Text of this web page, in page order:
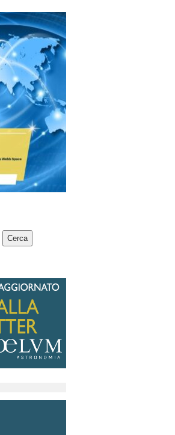
Cerca